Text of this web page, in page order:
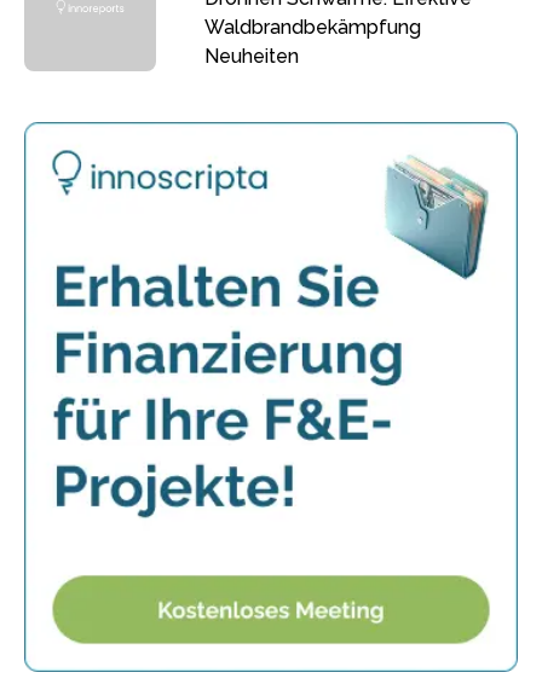
Waldbrandbekämpfung
Neuheiten